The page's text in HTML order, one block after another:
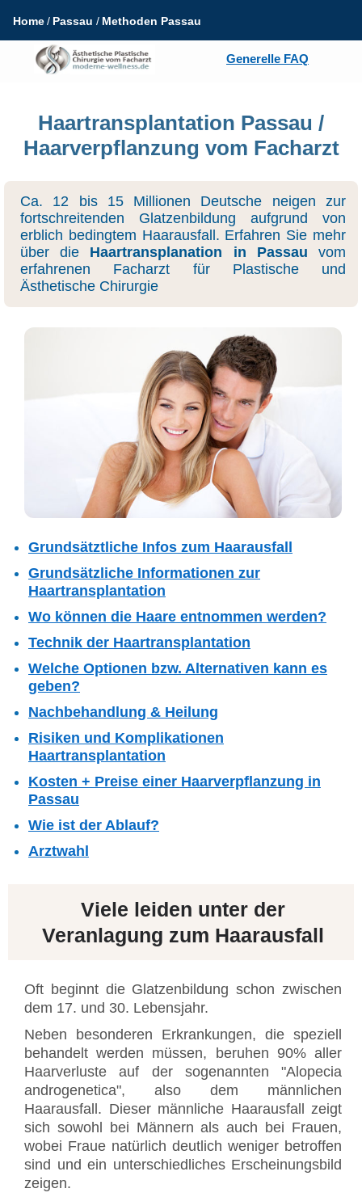
Generelle FAQ
Home Passau Methoden Passau
Haartransplantation Passau /
Haarverpflanzung vom Facharzt
Ca. 12 bis 15 Millionen Deutsche neigen zur
fortschreitenden Glatzenbildung aufgrund von
erblich bedingtem Haarausfall. Erfahren Sie mehr
über die Haartransplanation in Passau vom
erfahrenen Facharzt für Plastische und
Ästhetische Chirurgie
Grundsätztliche Infos zum Haarausfall
Grundsätzliche Informationen zur
Haartransplantation
Wo können die Haare entnommen werden?
Technik der Haartransplantation
Welche Optionen bzw. Alternativen kann es
geben?
Nachbehandlung & Heilung
Risiken und Komplikationen
Haartransplantation
Kosten + Preise einer Haarverpflanzung in
Passau
Wie ist der Ablauf?
Arztwahl
Viele leiden unter der
Veranlagung zum Haarausfall
Oft beginnt die Glatzenbildung schon zwischen
dem 17. und 30. Lebensjahr.
Neben besonderen Erkrankungen, die speziell
behandelt werden müssen, beruhen 90% aller
Haarverluste auf der sogenannten "Alopecia
androgenetica", also dem männlichen
Haarausfall. Dieser männliche Haarausfall zeigt
sich sowohl bei Männern als auch bei Frauen,
wobei Fraue natürlich deutlich weniger betroffen
sind und ein unterschiedliches Erscheinungsbild
zeigen.